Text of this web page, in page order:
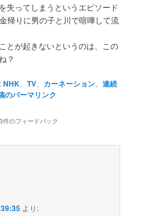
失ってしまうというエピソード
帰りに男の子と川で喧嘩して流
とが起きないというのは、この
？
NHK 、TV カーネーション 、連続
のパーマリンク
件のフィードバック
より: